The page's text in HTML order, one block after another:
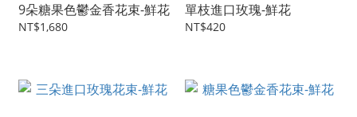
9朵糖果色鬱金香花束-鮮花
NT$1,680
單枝進口玫瑰-鮮花
NT$420